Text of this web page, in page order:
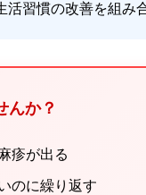
活習慣の改善を組み
んか？
疹が出る
のに繰り返す